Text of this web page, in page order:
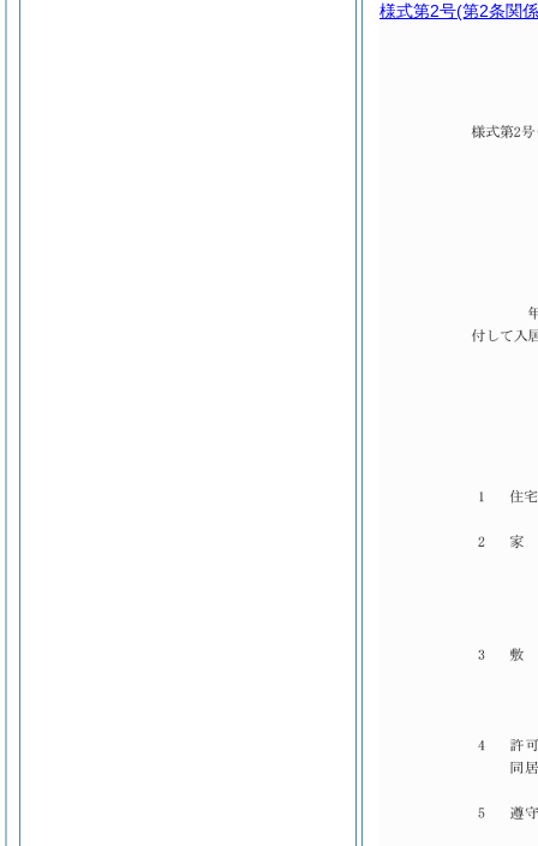
様式第2号(第2条関